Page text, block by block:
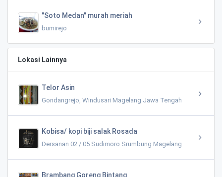
"Soto Medan" murah meriah
bumirejo
Lokasi Lainnya
Telor Asin
Gondangrejo, Windusari Magelang Jawa Tengah
Kobisa/ kopi biji salak Rosada
Dersanan 02 / 05 Sudimoro Srumbung Magelang
Brambang Goreng Bintang